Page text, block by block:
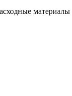
материалы